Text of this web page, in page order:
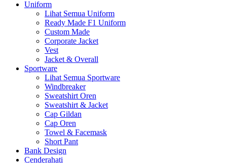
Uniform
Lihat Semua Uniform
Ready Made F1 Uniform
Custom Made
Corporate Jacket
Vest
Jacket & Overall
Sportware
Lihat Semua Sportware
Windbreaker
Sweatshirt Oren
Sweatshirt & Jacket
Cap Gildan
Cap Oren
Towel & Facemask
Short Pant
Bank Design
Cenderahati